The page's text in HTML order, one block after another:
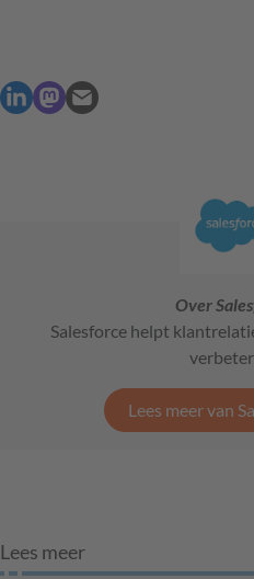
Over
Salesforce helpt
Lees meer van
Lees meer